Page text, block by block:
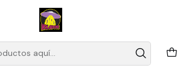
Este es el texto del slide